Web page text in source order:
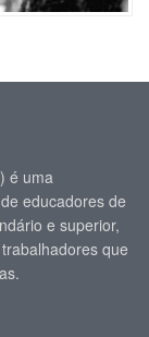
) é uma
educadores de
e superior,
que